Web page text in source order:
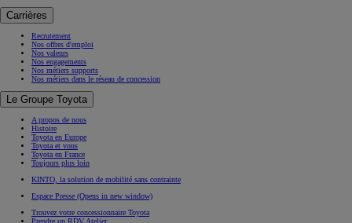
Carrières
Recrutement
Nos offres d'emploi
Nos valeurs
Nos engagements
Nos métiers supports
Nos métiers dans le réseau de concession
Le Groupe Toyota
A propos de nous
Histoire
Toyota en Europe
Toyota et vous
Toyota en France
Toujours plus loin
KINTO, la solution de mobilité sans contrainte
Espace Presse (Opens in new window)
Trouvez votre concessionnaire Toyota
Prendre un RDV Atelier